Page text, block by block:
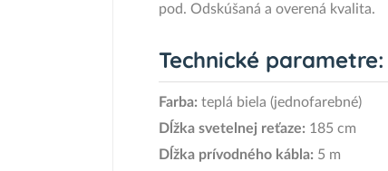
pod. Odskúšaná a overená kvalita.
Technické parametre:
Farba: teplá biela (jednofarebné)
Dĺžka svetelnej reťaze: 185 cm
Dĺžka prívodného kábla: 5 m